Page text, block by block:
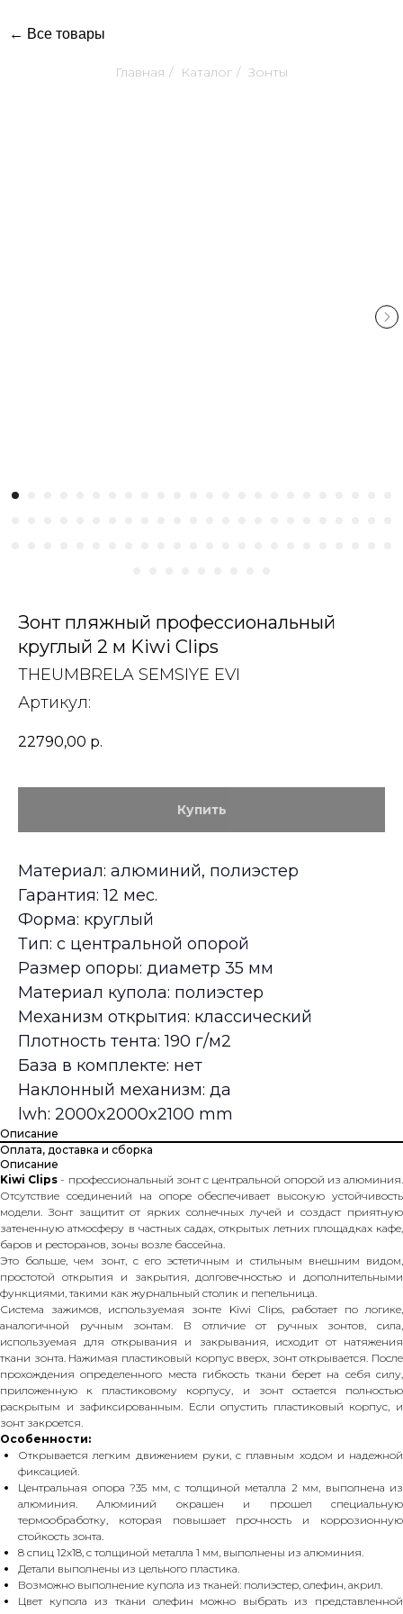
← Все товары
Главная / Каталог / Зонты
Зонт пляжный профессиональный
круглый 2 м Kiwi Clips
THEUMBRELA SEMSIYE EVI
Артикул:
22790,00 р.
Купить
Материал: алюминий, полиэстер
Гарантия: 12 мес.
Форма: круглый
Тип: с центральной опорой
Размер опоры: диаметр 35 мм
Материал купола: полиэстер
Механизм открытия: классический
Плотность тента: 190 г/м2
База в комплекте: нет
Наклонный механизм: да
lwh: 2000x2000x2100 mm
Описание
Оплата, доставка и сборка
Описание
Kiwi Clips- профессиональный зонт с центральной опорой из алюминия.
Отсутствие соединений на опоре обеспечивает высокую устойчивость
модели. Зонт защитит от ярких солнечных лучей и создаст приятную
затененную атмосферу в частных садах, открытых летних площадках кафе,
баров и ресторанов, зоны возле бассейна.
Это больше, чем зонт, с его эстетичным и стильным внешним видом,
простотой открытия и закрытия, долговечностью и дополнительными
функциями, такими как журнальный столик и пепельница.
Система зажимов, используемая зонте Kiwi Clips, работает по логике,
аналогичной ручным зонтам. В отличие от ручных зонтов, сила,
используемая для открывания и закрывания, исходит от натяжения
ткани зонта. Нажимая пластиковый корпус вверх, зонт открывается. После
прохождения определенного места гибкость ткани берет на себя силу,
приложенную к пластиковому корпусу, и зонт остается полностью
раскрытым и зафиксированным. Если опустить пластиковый корпус, и
зонт закроется.
Особенности:
Открывается легким движением руки, с плавным ходом и надежной
фиксацией.
Центральная опора ?35 мм, с толщиной металла 2 мм, выполнена из
алюминия. Алюминий окрашен и прошел специальную
термообработку, которая повышает прочность и коррозионную
стойкость зонта.
8 спиц 12х18, с толщиной металла 1 мм, выполнены из алюминия.
Детали выполнены из цельного пластика.
Возможно выполнение купола из тканей: полиэстер, олефин, акрил.
Цвет купола из ткани олефин можно выбрать из представленной